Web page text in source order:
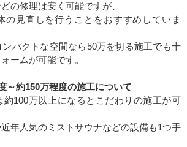
の修理は安く可能ですが、
の見直しを行うことをおすすめしていま
パクトな空間なら50万を切る施工でも十
ームが可能です。
～約150万程度の施工について
約100万以上になるとこだわりの施工が可
年人気のミストサウナなどの設備も1つ手